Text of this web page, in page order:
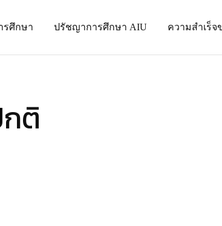
รศึกษา ปรัชญาการศึกษา AIU ความสำเร็จ
ติ